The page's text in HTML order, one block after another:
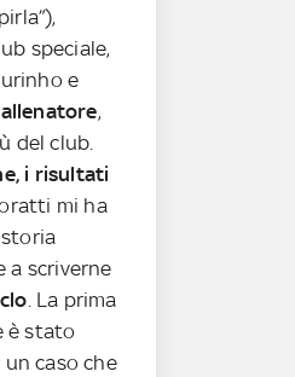
speciale,
e
,
del club.
i risultati
mi ha
a scriverne
. La prima
è stato
caso che